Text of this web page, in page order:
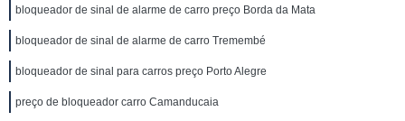
bloqueador de sinal de alarme de carro preço Borda da Mata
bloqueador de sinal de alarme de carro Tremembé
bloqueador de sinal para carros preço Porto Alegre
preço de bloqueador carro Camanducaia